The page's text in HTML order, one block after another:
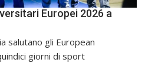
Europei 2026 a
salutano gli European
giorni di sport